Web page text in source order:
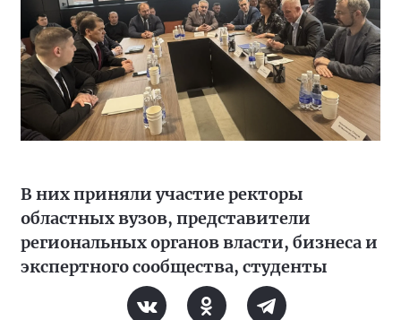
В них приняли участие ректоры
областных вузов, представители
региональных органов власти, бизнеса и
экспертного сообщества, студенты